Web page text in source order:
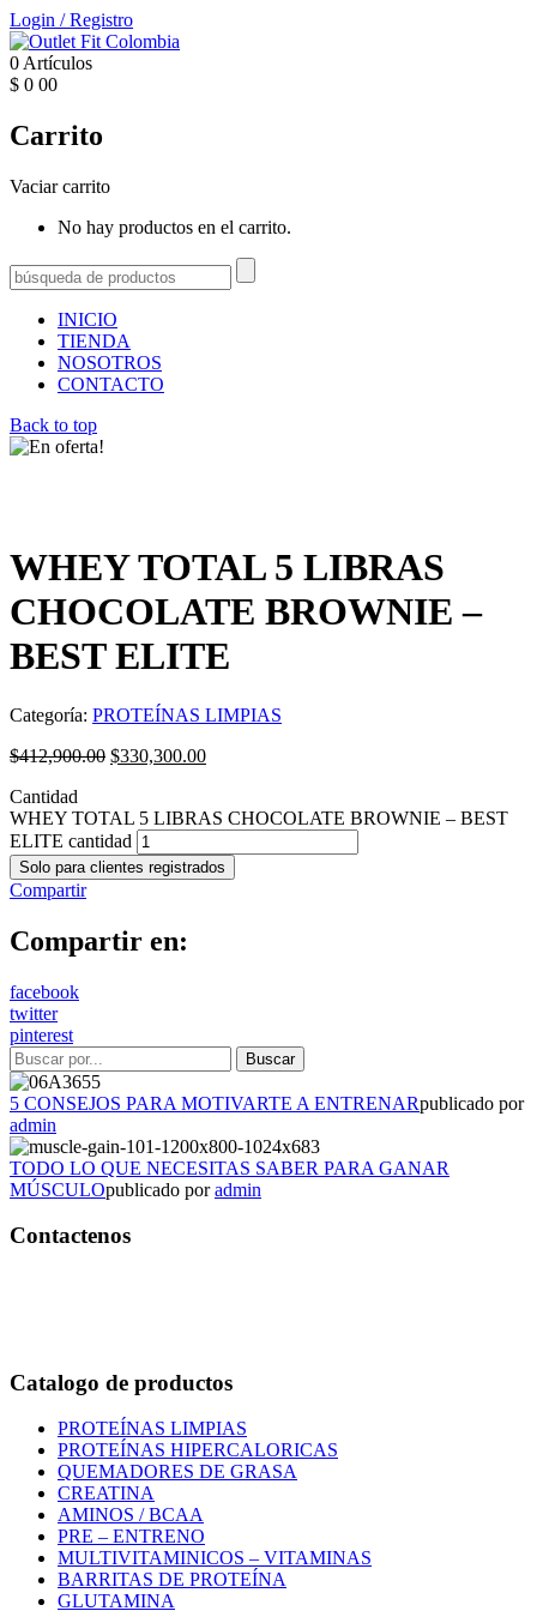
Login /Registro
0 Artículos
$ 0 00
Carrito
Vaciar carrito
No hay productos en el carrito.
INICIO
TIENDA
NOSOTROS
CONTACTO
Back to top
WHEY TOTAL 5 LIBRAS
CHOCOLATE BROWNIE –
BEST ELITE
Categoría: PROTEÍNAS LIMPIAS
$412,900.00 $330,300.00
Cantidad
WHEY TOTAL 5 LIBRAS CHOCOLATE BROWNIE – BEST
ELITE cantidad
Solo para clientes registrados
Compartir
Compartir en:
facebook
twitter
pinterest
5 CONSEJOS PARA MOTIVARTE A ENTRENARpublicado por
admin
TODO LO QUE NECESITAS SABER PARA GANAR
MÚSCULOpublicado poradmin
Contactenos
Catalogo de productos
PROTEÍNAS LIMPIAS
PROTEÍNAS HIPERCALORICAS
QUEMADORES DE GRASA
CREATINA
AMINOS / BCAA
PRE – ENTRENO
MULTIVITAMINICOS – VITAMINAS
BARRITAS DE PROTEÍNA
GLUTAMINA